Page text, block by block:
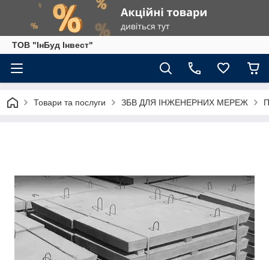
ТОВ "ІнБуд Інвест"
Товари та послуги ЗБВ ДЛЯ ІНЖЕНЕРНИХ МЕРЕЖ